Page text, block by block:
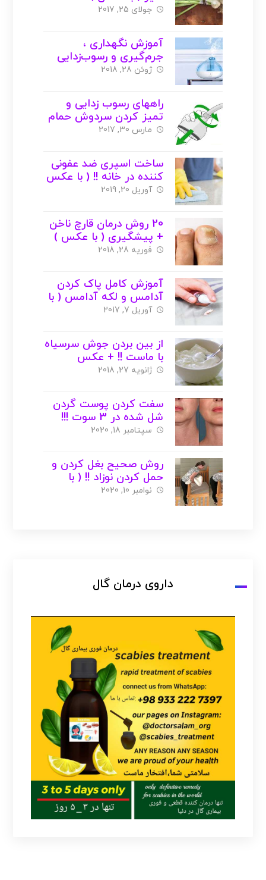
جولای 25, 2017
آموزش نگهداری ،
جرم‌گیری و رسوب‌زدایی
بخور ( با عکس )
ژوئن 28, 2018
راههای رسوب زدایی و
تمیز کردن سردوش حمام
( با عکس )
مارس 30, 2017
ساخت اسپری ضد عفونی
کننده در خانه !! ( با عکس
)
آوریل 20, 2019
20 روش درمان قارچ ناخن
+ پیشگیری ( با عکس )
فوریه 28, 2018
آموزش کامل پاک کردن
آدامس و لکه آدامس ( با
عکس )
آوریل 7, 2017
از بین بردن جوش سرسیاه
با ماست !! + عکس
ژانویه 27, 2018
سفت کردن پوست گردن
شل شده در 3 سوت !!!
سپتامبر 18, 2020
روش صحیح بغل کردن و
حمل کردن نوزاد !! ( با
عکس )
نوامبر 10, 2020
داروی درمان گال